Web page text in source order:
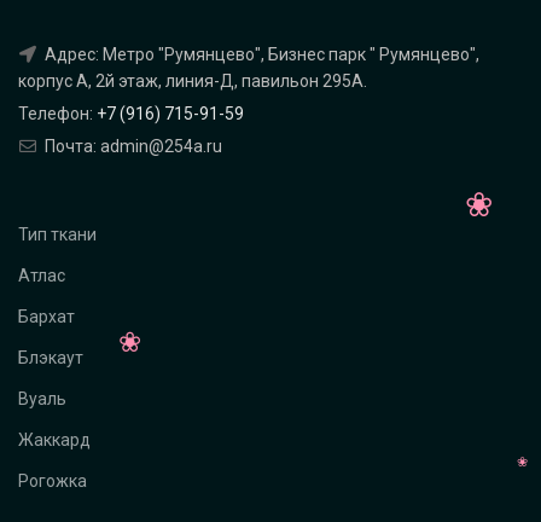
Адрес: Метро "Румянцево", Бизнес парк " Румянцево",
корпус А, 2й этаж, линия-Д, павильон 295A.
Телефон: +7 (916) 715-91-59
Почта: admin@254a.ru
Тип ткани
Атлас
Бархат
Блэкаут
Вуаль
Жаккард
Рогожка